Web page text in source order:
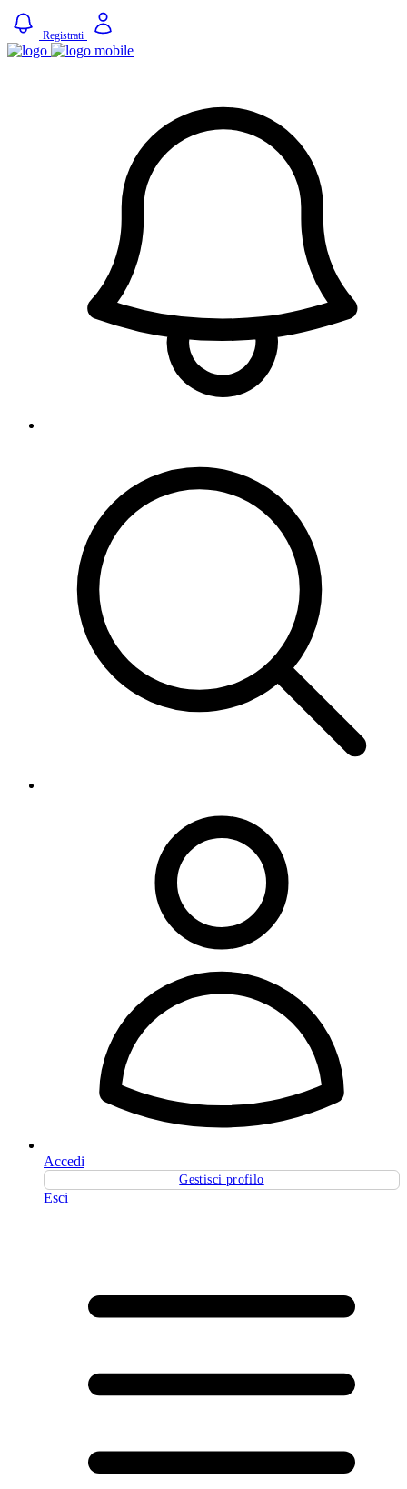
Registrati
Accedi
Gestisci profilo
Esci